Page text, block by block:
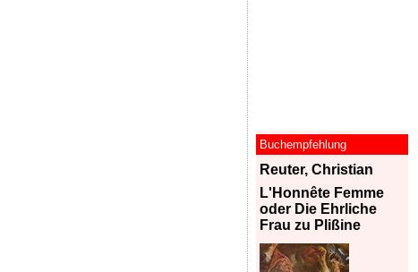
Buchempfehlung
Reuter, Christian
L'Honnête Femme
oder Die Ehrliche
Frau zu Plißine